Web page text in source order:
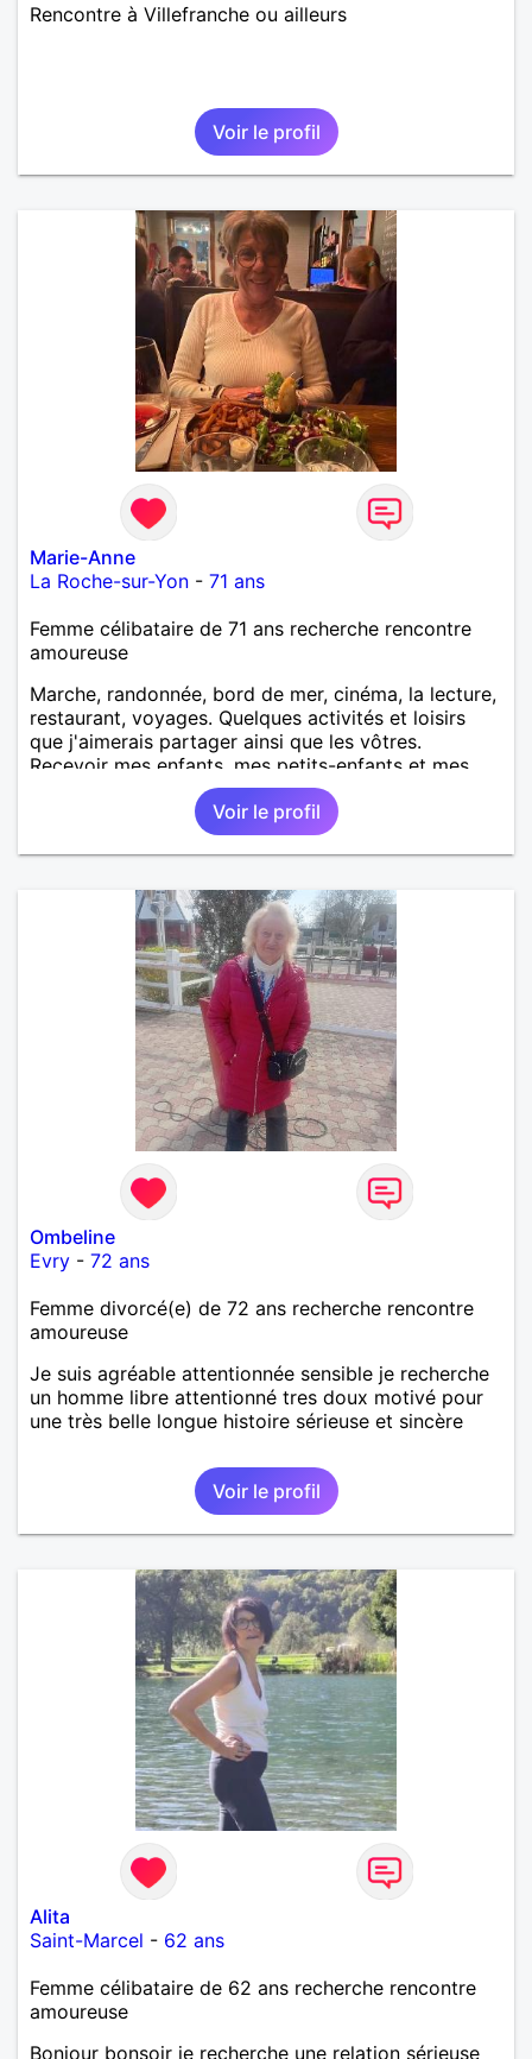
Rencontre à Villefranche ou ailleurs
Voir le profil
Marie-Anne
La Roche-sur-Yon - 71 ans
Femme célibataire de 71 ans recherche rencontre
amoureuse
Marche, randonnée, bord de mer, cinéma, la lecture,
restaurant, voyages. Quelques activités et loisirs
que j'aimerais partager ainsi que les vôtres.
Recevoir mes enfants, mes petits-enfants et mes
amis. Bénévolat auprès des enfants à l’école, pour le
cinéma indépendant... Se rencontrer, être à l’écoute,
échanger avec une personne de confiance, pour une
vie de partage, de tendresse. Les voyages et où
dehors des sentiers battus me raviraient. Je
m'engage à répondre à votre message. Au plaisir de
Voir le profil
Ombeline
Evry - 72 ans
Femme divorcé(e) de 72 ans recherche rencontre
amoureuse
Je suis agréable attentionnée sensible je recherche
un homme libre attentionné tres doux motivé pour
une très belle longue histoire sérieuse et sincère
Voir le profil
Alita
Saint-Marcel - 62 ans
Femme célibataire de 62 ans recherche rencontre
amoureuse
Bonjour bonsoir je recherche une relation sérieuse